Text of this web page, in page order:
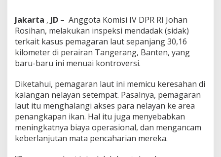
i
P
e
r
a
i
a
n
T
a
n
g
e
Jakarta , JD – Anggota Komisi IV DPR RI Johan
Rosihan, melakukan inspeksi mendadak (sidak)
terkait kasus pemagaran laut sepanjang 30,16
kilometer di perairan Tangerang, Banten, yang
baru-baru ini menuai kontroversi.
Diketahui, pemagaran laut ini memicu keresahan di
kalangan nelayan setempat. Pasalnya, pemagaran
laut itu menghalangi akses para nelayan ke area
penangkapan ikan. Hal itu juga menyebabkan
meningkatnya biaya operasional, dan mengancam
keberlanjutan mata pencaharian mereka.